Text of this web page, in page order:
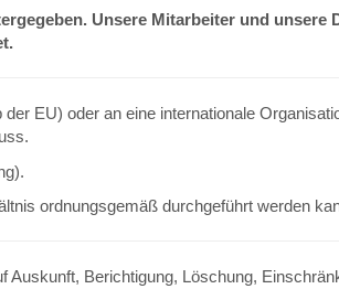
Unsere Mitarbeiter und
EU) oder an eine internationale
ordnungsgemäß durchgeführt werden
Berichtigung, Löschung,